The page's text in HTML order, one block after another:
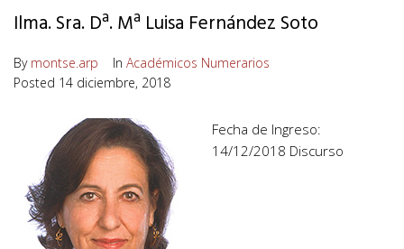
Ilma. Sra. Dª. Mª Luisa Fernández Soto
By montse.arp In Académicos Numerarios
Posted 14 diciembre, 2018
Fecha de Ingreso:
14/12/2018 Discurso